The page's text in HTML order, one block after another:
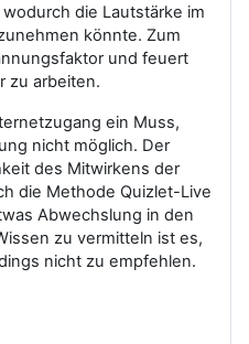
die Lautstärke im
könnte. Zum
und feuert
zu arbeiten.
ein Muss,
nicht möglich. Der
des Mitwirkens der
die Methode Quizlet-Live
Abwechslung in den
zu vermitteln ist es,
nicht zu empfehlen.